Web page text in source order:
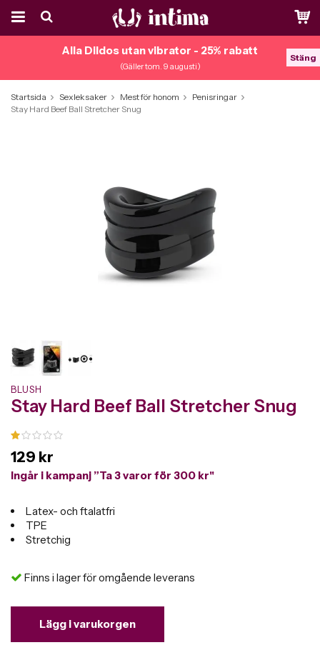
Alla Dildos utan vibrator - 25% rabatt
(Gäller tom. 9 augusti)
Stäng
Startsida Sexleksaker Mest för honom
Penisringar
Stay Hard Beef Ball Stretcher Snug
BLUSH
Stay Hard Beef Ball Stretcher Snug
129 kr
Ingår i kampanj ”Ta 3 varor för 300 kr"
Latex- och ftalatfri
TPE
Stretchig
Finns i lager för omgående leverans
Lägg i varukorgen